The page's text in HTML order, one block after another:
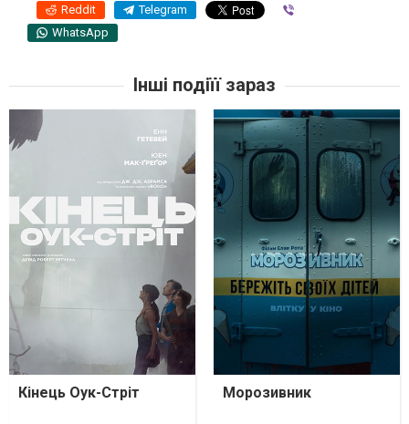
Reddit Telegram
WhatsApp
Інші подіїї зараз
Кінець Оук-Стріт Морозивник